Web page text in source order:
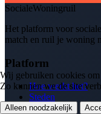
SocialeWoningruil
Het platform voor
match en ruil je woning
Platform
Hoe werkt het?
Steden
Inschrijven
Wij gebruiken cookies
Zo kunnen we de site
Alleen noodzakelijk